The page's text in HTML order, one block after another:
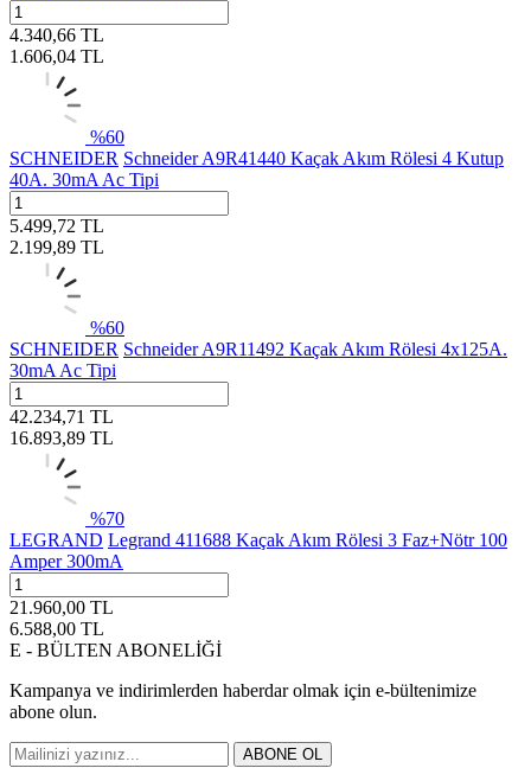
4.340,66 TL
1.606,04 TL
%60
SCHNEIDER Schneider A9R41440 Kaçak Akım Rölesi 4 Kutup
40A. 30mA Ac Tipi
5.499,72 TL
2.199,89 TL
%60
SCHNEIDER Schneider A9R11492 Kaçak Akım Rölesi 4x125A.
30mA Ac Tipi
42.234,71 TL
16.893,89 TL
%70
LEGRAND Legrand 411688 Kaçak Akım Rölesi 3 Faz+Nötr 100
Amper 300mA
21.960,00 TL
6.588,00 TL
E - BÜLTEN ABONELİĞİ
Kampanya ve indirimlerden haberdar olmak için e-bültenimize
abone olun.
ABONE OL